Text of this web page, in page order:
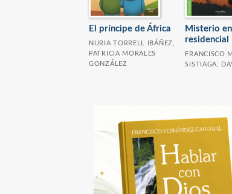
El príncipe de África
NURIA TORRELL IBÁÑEZ,
PATRICIA MORALES
GONZÁLEZ
Misterio
residencial
FRANCISCO
SISTIAGA,